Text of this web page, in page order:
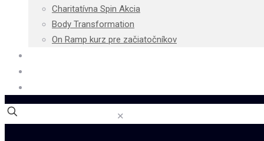
Charitatívna Spin Akcia
Body Transformation
On Ramp kurz pre začiatočníkov
✕